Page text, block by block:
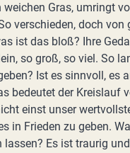
Gras, umringt
verschieden, doch
ist das bloß? Ihre
so groß, so viel. So
Ist es sinnvoll, es
bedeutet der Kreislauf
einst unser
in Frieden zu geben.
Es ist traurig